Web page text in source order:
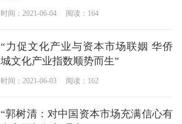
时间：2021-06-04 阅读：164
“力促文化产业与资本市场联姻 华侨
城文化产业指数顺势而生”
时间：2021-06-03 阅读：162
“郭树清：对中国资本市场充满信心有